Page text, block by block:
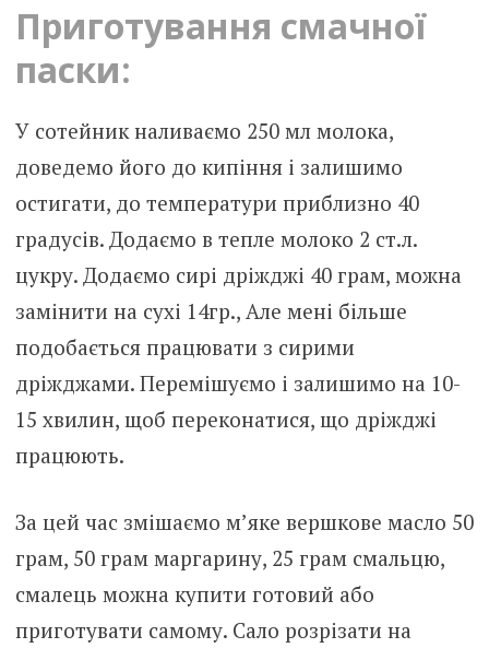
Приготування смачної
паски:
У сотейник наливаємо 250 мл молока,
доведемо його до кипіння і залишимо
остигати, до температури приблизно 40
градусів. Додаємо в тепле молоко 2 ст.л.
цукру. Додаємо сирі дріжджі 40 грам, можна
замінити на сухі 14гр., Але мені більше
подобається працювати з сирими
дріжджами. Перемішуємо і залишимо на 10-
15 хвилин, щоб переконатися, що дріжджі
працюють.
За цей час змішаємо м’яке вершкове масло 50
грам, 50 грам маргарину, 25 грам смальцю,
смалець можна купити готовий або
приготувати самому. Сало розрізати на